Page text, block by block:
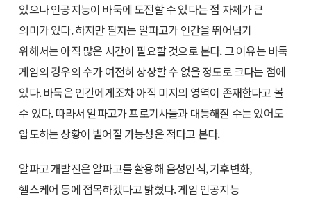
있으나 인공지능이 바둑에 도전할 수 있다는 점 자체가 큰
의미가 있다. 하지만 필자는 알파고가 인간을 뛰어넘기
위해서는 아직 많은 시간이 필요할 것으로 본다. 그 이유는 바둑
게임의 경우의 수가 여전히 상상할 수 없을 정도로 크다는 점에
있다. 바둑은 인간에게조차 아직 미지의 영역이 존재한다고 볼
수 있다. 따라서 알파고가 프로기사들과 대등해질 수는 있어도
압도하는 상황이 벌어질 가능성은 적다고 본다.
알파고 개발진은 알파고를 활용해 음성인식, 기후변화,
헬스케어 등에 접목하겠다고 밝혔다. 게임 인공지능